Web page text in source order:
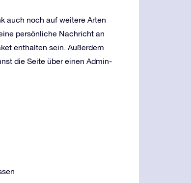
auch noch auf weitere Arten
persönliche Nachricht an
enthalten sein. Außerdem
die Seite über einen Admin-